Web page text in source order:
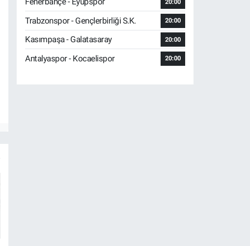
20:00
Trabzonspor - Gençlerbirliği S.K. 20:00
Kasımpaşa - Galatasaray 20:00
Antalyaspor - Kocaelispor 20:00